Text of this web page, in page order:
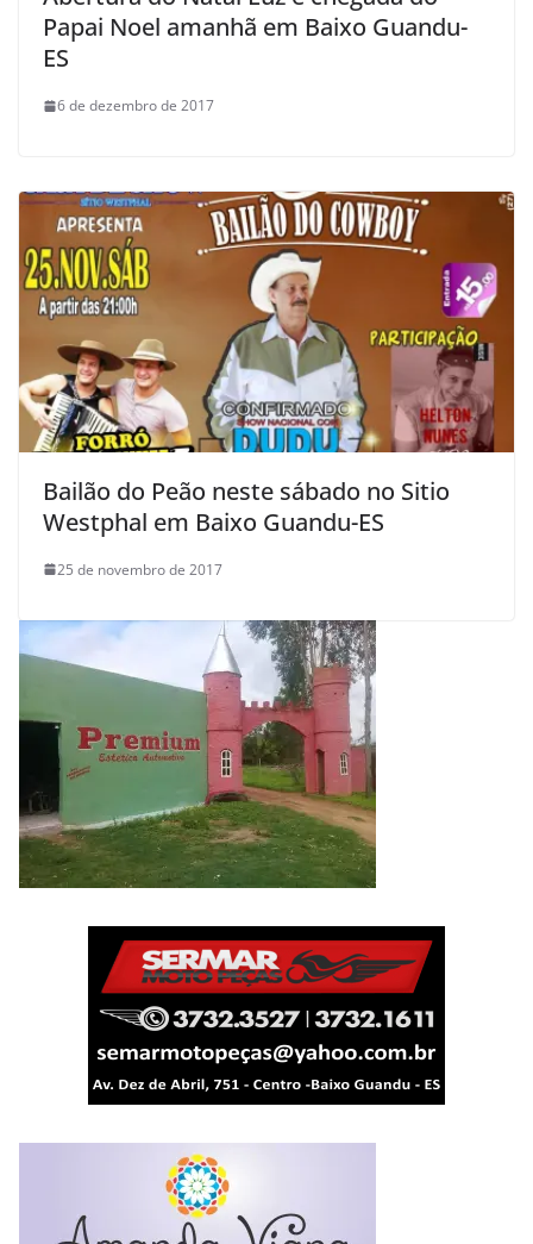
Papai Noel amanhã em Baixo Guandu-
ES
6 de dezembro de 2017
Bailão do Peão neste sábado no Sitio
Westphal em Baixo Guandu-ES
25 de novembro de 2017